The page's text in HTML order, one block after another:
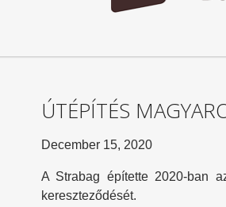
ÚTÉPÍTÉS
December 15, 2020
A Strabag építette 2020-ban
kereszteződését.